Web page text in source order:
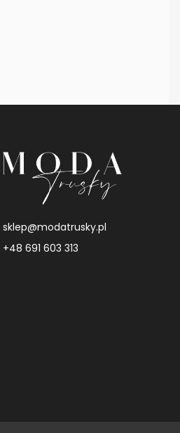
sklep@modatrusky.pl
+48 691 603 313